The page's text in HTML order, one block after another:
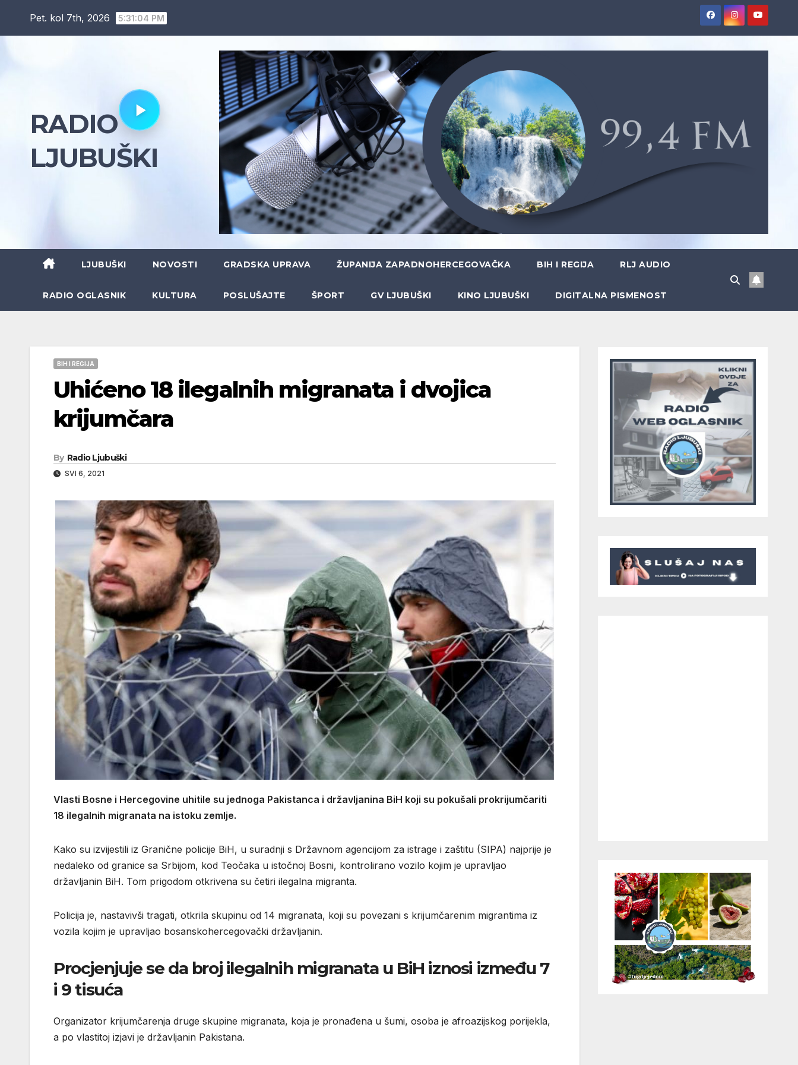
Pet. kol 7th, 2026 5:31:05 PM
RADIO
LJUBUŠKI
LJUBUŠKI NOVOSTI GRADSKA UPRAVA ŽUPANIJA ZAPADNOHERCEGOVAČKA BIH I REGIJA RLJ AUDIO
RADIO OGLASNIK KULTURA POSLUŠAJTE ŠPORT GV LJUBUŠKI KINO LJUBUŠKI DIGITALNA PISMENOST
BIH I REGIJA
Uhićeno 18 ilegalnih migranata i dvojica
krijumčara
By Radio Ljubuški
SVI 6, 2021
Vlasti Bosne i Hercegovine uhitile su jednoga Pakistanca i državljanina BiH koji su pokušali prokrijumčariti
18 ilegalnih migranata na istoku zemlje.
Kako su izvijestili iz Granične policije BiH, u suradnji s Državnom agencijom za istrage i zaštitu (SIPA) najprije je
nedaleko od granice sa Srbijom, kod Teočaka u istočnoj Bosni, kontrolirano vozilo kojim je upravljao
državljanin BiH. Tom prigodom otkrivena su četiri ilegalna migranta.
Policija je, nastavivši tragati, otkrila skupinu od 14 migranata, koji su povezani s krijumčarenim migrantima iz
vozila kojim je upravljao bosanskohercegovački državljanin.
Procjenjuje se da broj ilegalnih migranata u BiH iznosi između 7
i 9 tisuća
Organizator krijumčarenja druge skupine migranata, koja je pronađena u šumi, osoba je afroazijskog porijekla,
a po vlastitoj izjavi je državljanin Pakistana.